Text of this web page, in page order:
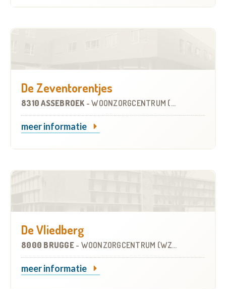
De Zeventorentjes
8310 ASSEBROEK -WOONZORGCENTRUM (WZC)
meer informatie
De Vliedberg
8000 BRUGGE - WOONZORGCENTRUM (WZC)
meer informatie